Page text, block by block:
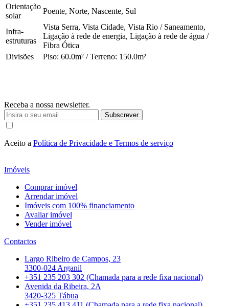
Orientação
solar
Poente, Norte, Nascente, Sul
Infra-
estruturas
Vista Serra, Vista Cidade, Vista Rio / Saneamento,
Ligação à rede de energia, Ligação à rede de água /
Fibra Ótica
Divisões
Piso: 60.0m² / Terreno: 150.0m²
Receba a nossa newsletter.
Subscrever
Aceito a Política de Privacidade e Termos de serviço
Imóveis
Comprar imóvel
Arrendar imóvel
Imóveis com 100% financiamento
Avaliar imóvel
Vender imóvel
Contactos
Largo Ribeiro de Campos, 23
3300-024 Arganil
+351 235 203 302 (Chamada para a rede fixa nacional)
Avenida da Ribeira, 2A
3420-325 Tábua